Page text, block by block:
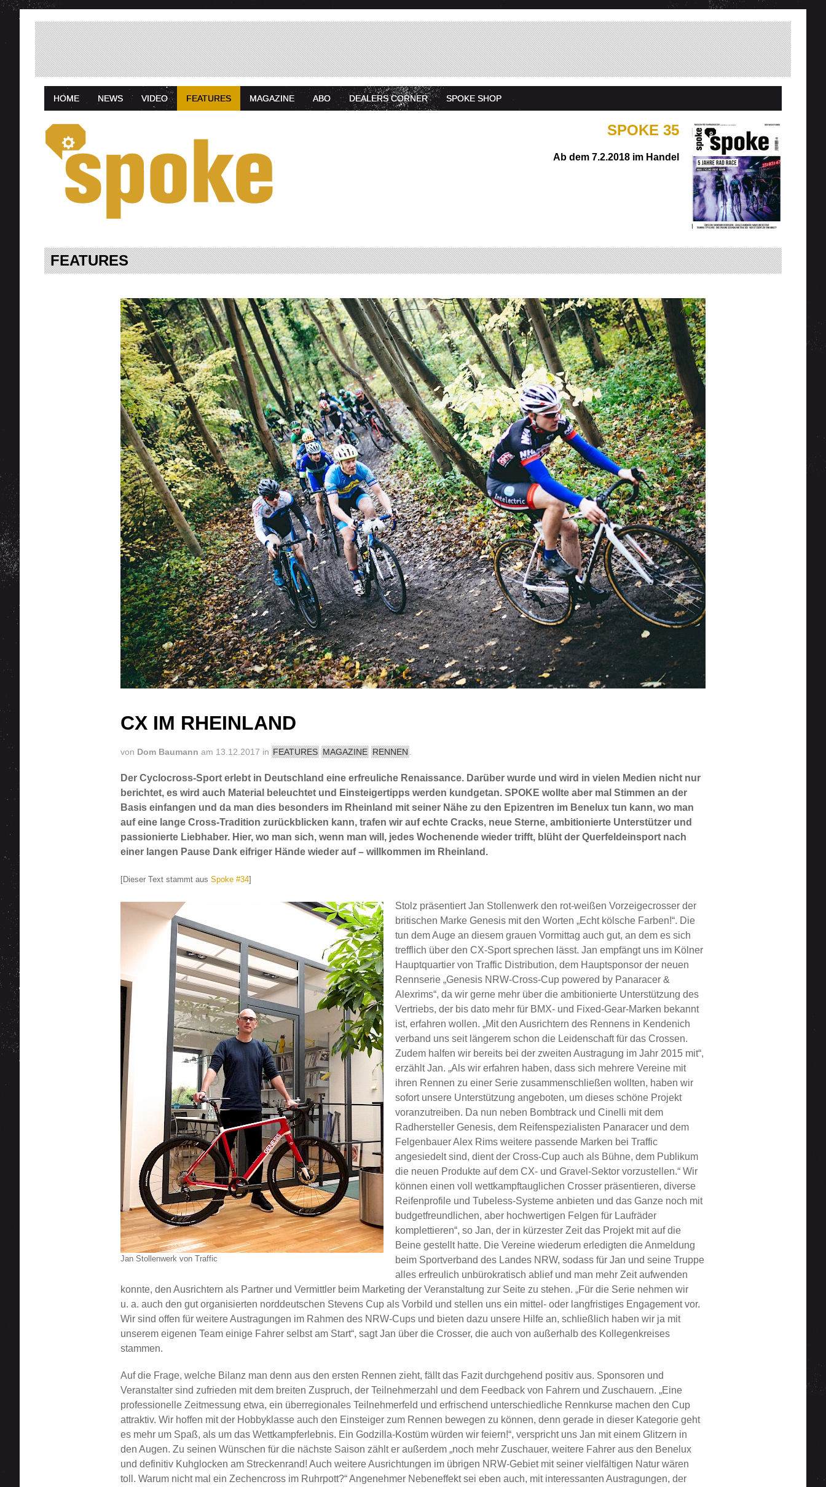
HOME NEWS VIDEO FEATURES MAGAZINE ABO DEALERS CORNER SPOKE SHOP
SPOKE 35
Ab dem 7.2.2018 im Handel
FEATURES
CX IM RHEINLAND
von Dom Baumann am 13.12.2017 in FEATURES MAGAZINE RENNEN.
Der Cyclocross-Sport erlebt in Deutschland eine erfreuliche Renaissance. Darüber wurde und wird in vielen Medien nicht nur
berichtet, es wird auch Material beleuchtet und Einsteigertipps werden kundgetan. SPOKE wollte aber mal Stimmen an der
Basis einfangen und da man dies besonders im Rheinland mit seiner Nähe zu den Epizentren im Benelux tun kann, wo man
auf eine lange Cross-Tradition zurückblicken kann, trafen wir auf echte Cracks, neue Sterne, ambitionierte Unterstützer und
passionierte Liebhaber. Hier, wo man sich, wenn man will, jedes Wochenende wieder trifft, blüht der Querfeldeinsport nach
einer langen Pause Dank eifriger Hände wieder auf – willkommen im Rheinland.
[Dieser Text stammt aus Spoke #34]
Jan Stollenwerk von Traffic
Stolz präsentiert Jan Stollenwerk den rot-weißen Vorzeigecrosser der
britischen Marke Genesis mit den Worten „Echt kölsche Farben!“. Die
tun dem Auge an diesem grauen Vormittag auch gut, an dem es sich
trefflich über den CX-Sport sprechen lässt. Jan empfängt uns im Kölner
Hauptquartier von Traffic Distribution, dem Hauptsponsor der neuen
Rennserie „Genesis NRW-Cross-Cup powered by Panaracer &
Alexrims“, da wir gerne mehr über die ambitionierte Unterstützung des
Vertriebs, der bis dato mehr für BMX- und Fixed-Gear-Marken bekannt
ist, erfahren wollen. „Mit den Ausrichtern des Rennens in Kendenich
verband uns seit längerem schon die Leidenschaft für das Crossen.
Zudem halfen wir bereits bei der zweiten Austragung im Jahr 2015 mit“,
erzählt Jan. „Als wir erfahren haben, dass sich mehrere Vereine mit
ihren Rennen zu einer Serie zusammenschließen wollten, haben wir
sofort unsere Unterstützung angeboten, um dieses schöne Projekt
voranzutreiben. Da nun neben Bombtrack und Cinelli mit dem
Radhersteller Genesis, dem Reifenspezialisten Panaracer und dem
Felgenbauer Alex Rims weitere passende Marken bei Traffic
angesiedelt sind, dient der Cross-Cup auch als Bühne, dem Publikum
die neuen Produkte auf dem CX- und Gravel-Sektor vorzustellen.“ Wir
können einen voll wettkampftauglichen Crosser präsentieren, diverse
Reifenprofile und Tubeless-Systeme anbieten und das Ganze noch mit
budgetfreundlichen, aber hochwertigen Felgen für Laufräder
komplettieren“, so Jan, der in kürzester Zeit das Projekt mit auf die
Beine gestellt hatte. Die Vereine wiederum erledigten die Anmeldung
beim Sportverband des Landes NRW, sodass für Jan und seine Truppe
alles erfreulich unbürokratisch ablief und man mehr Zeit aufwenden
konnte, den Ausrichtern als Partner und Vermittler beim Marketing der Veranstaltung zur Seite zu stehen. „Für die Serie nehmen wir
u. a. auch den gut organisierten norddeutschen Stevens Cup als Vorbild und stellen uns ein mittel- oder langfristiges Engagement vor.
Wir sind offen für weitere Austragungen im Rahmen des NRW-Cups und bieten dazu unsere Hilfe an, schließlich haben wir ja mit
unserem eigenen Team einige Fahrer selbst am Start“, sagt Jan über die Crosser, die auch von außerhalb des Kollegenkreises
stammen.
Auf die Frage, welche Bilanz man denn aus den ersten Rennen zieht, fällt das Fazit durchgehend positiv aus. Sponsoren und
Veranstalter sind zufrieden mit dem breiten Zuspruch, der Teilnehmerzahl und dem Feedback von Fahrern und Zuschauern. „Eine
professionelle Zeitmessung etwa, ein überregionales Teilnehmerfeld und erfrischend unterschiedliche Rennkurse machen den Cup
attraktiv. Wir hoffen mit der Hobbyklasse auch den Einsteiger zum Rennen bewegen zu können, denn gerade in dieser Kategorie geht
es mehr um Spaß, als um das Wettkampferlebnis. Ein Godzilla-Kostüm würden wir feiern!“, verspricht uns Jan mit einem Glitzern in
den Augen. Zu seinen Wünschen für die nächste Saison zählt er außerdem „noch mehr Zuschauer, weitere Fahrer aus den Benelux
und definitiv Kuhglocken am Streckenrand! Auch weitere Ausrichtungen im übrigen NRW-Gebiet mit seiner vielfältigen Natur wären
toll. Warum nicht mal ein Zechencross im Ruhrpott?“ Angenehmer Nebeneffekt sei eben auch, mit interessanten Austragungen, der